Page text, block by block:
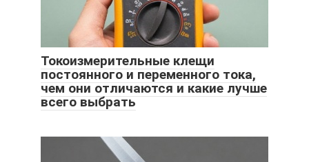
Токоизмерительные клещи
постоянного и переменного тока,
чем они отличаются и какие лучше
всего выбрать